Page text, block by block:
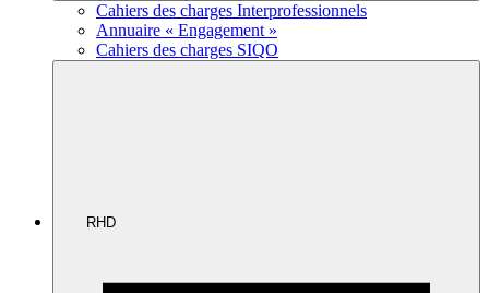
Cahiers des charges Interprofessionnels
Annuaire « Engagement »
Cahiers des charges SIQO
RHD